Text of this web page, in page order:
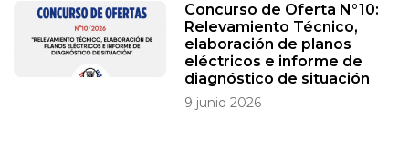
Concurso de Oferta N°10:
Relevamiento Técnico,
elaboración de planos
eléctricos e informe de
diagnóstico de situación
9 junio 2026